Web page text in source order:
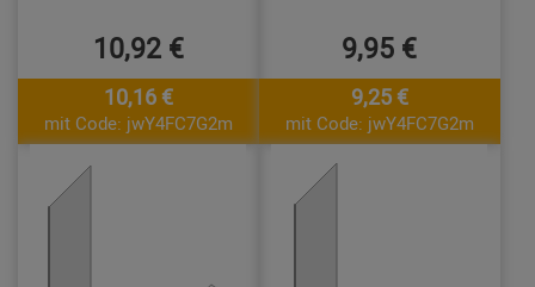
10,92 €
10,16 €
mit Code: jwY4FC7G2m
9,95 €
9,25 €
mit Code: jwY4FC7G2m